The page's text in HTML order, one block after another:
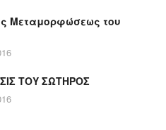
Μεταμορφώσεως του
ΤΟΥ ΣΩΤΗΡΟΣ